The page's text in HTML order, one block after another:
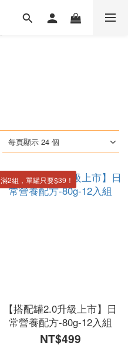
每頁顯示 24 個
滿2組，單罐只要$39！
【搭配罐2.0升級上市】日
常營養配方-80g-12入組
NT$499